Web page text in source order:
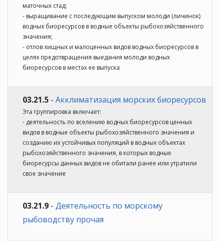
маточных стад;
- выращивание с последующим выпуском молоди (личинок)
водных биоресурсов в водные объекты рыбохозяйственного
значения;
- отлов хищных и малоценных видов водных биоресурсов в
целях предотвращения выедания молоди водных
биоресурсов в местах ее выпуска
03.21.5 - Акклиматизация морских биоресурсов
Эта группировка включает:
- деятельность по вселению водных биоресурсов ценных
видов в водные объекты рыбохозяйственного значения и
созданию их устойчивых популяций в водных объектах
рыбохозяйственного значения, в которых водные
биоресурсы данных видов не обитали ранее или утратили
свое значение
03.21.9 - Деятельность по морскому
рыбоводству прочая